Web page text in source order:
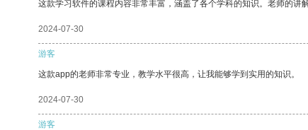
这款学习软件的课程内容非常丰富，涵盖了各个学科的知识。老师的讲
2024-07-30
游客
这款app的老师非常专业，教学水平很高，让我能够学到实用的知识。
2024-07-30
游客